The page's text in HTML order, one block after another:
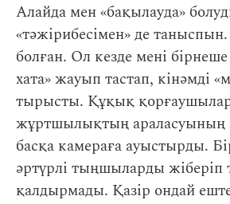
Алайда мен «бақылауда»
«тәжірибесімен» де
болған. Ол кезде мені
хата» жауып тастап, кінәмді
тырысты. Құқық
жұртшылықтың араласуының
басқа камераға ауыстырды.
әртүрлі тыңшыларды
қалдырмады. Қазір ондай